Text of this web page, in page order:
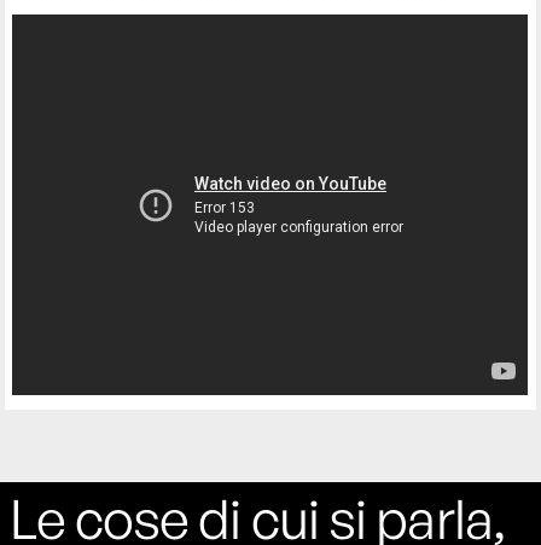
Le cose di cui si parla,